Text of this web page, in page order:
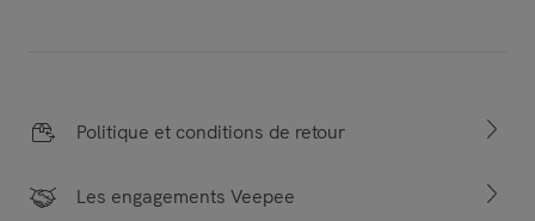
Politique et conditions de retour
Les engagements Veepee